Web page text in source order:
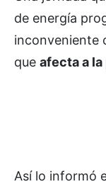
de energía
inconveniente
que afecta a la
Así lo informó